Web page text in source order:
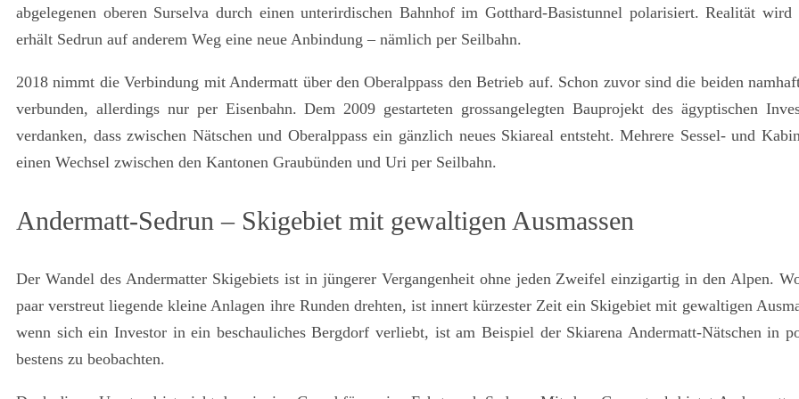
abgelegenen oberen Surselva durch einen unterirdischen Bahnhof im Gotthard-Basistunnel polarisiert. Realität
erhält Sedrun auf anderem Weg eine neue Anbindung – nämlich per Seilbahn.
2018 nimmt die Verbindung mit Andermatt über den Oberalppass den Betrieb auf. Schon zuvor sind die beiden
verbunden, allerdings nur per Eisenbahn. Dem 2009 gestarteten grossangelegten Bauprojekt des ägyptischen
verdanken, dass zwischen Nätschen und Oberalppass ein gänzlich neues Skiareal entsteht. Mehrere Sessel- und
einen Wechsel zwischen den Kantonen Graubünden und Uri per Seilbahn.
Andermatt-Sedrun – Skigebiet mit gewaltigen Ausmassen
Der Wandel des Andermatter Skigebiets ist in jüngerer Vergangenheit ohne jeden Zweifel einzigartig in den Alpen.
paar verstreut liegende kleine Anlagen ihre Runden drehten, ist innert kürzester Zeit ein Skigebiet mit gewaltigen
wenn sich ein Investor in ein beschauliches Bergdorf verliebt, ist am Beispiel der Skiarena Andermatt-Nätschen in
bestens zu beobachten.